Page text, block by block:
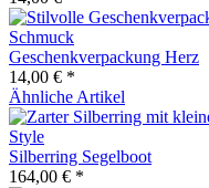
Geschenkverpackung Herz
14,00 € *
Ähnliche Artikel
Silberring Segelboot
164,00 € *